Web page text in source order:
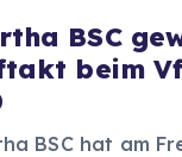
BSC
beim
BSC hat am